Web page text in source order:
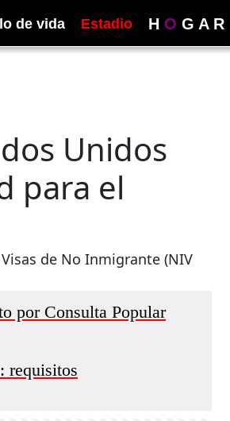
de vida Estadio H O G A R
Unidos
para el
de No Inmigrante (NIV
por Consulta Popular
requisitos